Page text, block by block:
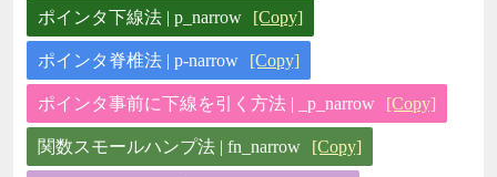
ポインタ下線法 | p_narrow [Copy]
ポインタ脊椎法 | p-narrow [Copy]
ポインタ事前に下線を引く方法 | _p_narrow [Copy]
関数スモールハンプ法 | fn_narrow [Copy]